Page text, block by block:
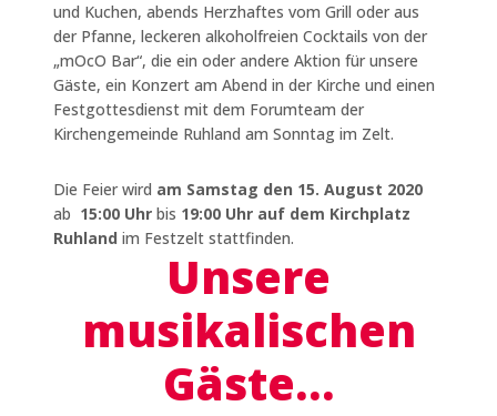
und Kuchen, abends Herzhaftes vom Grill oder aus
der Pfanne, leckeren alkoholfreien Cocktails von der
„mOcO Bar“, die ein oder andere Aktion für unsere
Gäste, ein Konzert am Abend in der Kirche und einen
Festgottesdienst mit dem Forumteam der
Kirchengemeinde Ruhland am Sonntag im Zelt.
Die Feier wird am Samstag den 15. August 2020
ab 15:00 Uhrbis 19:00 Uhr auf dem Kirchplatz
Ruhland im Festzelt stattfinden.
Unsere
musikalischen
Gäste…